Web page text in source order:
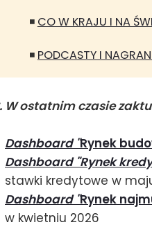
◾ CO W KRAJU I NA
◾ PODCASTY I
W ostatnim czasie
Dashboard "Rynek
Dashboard "Rynek
stawki kredytowe w
Dashboard "Rynek
w kwietniu 2026